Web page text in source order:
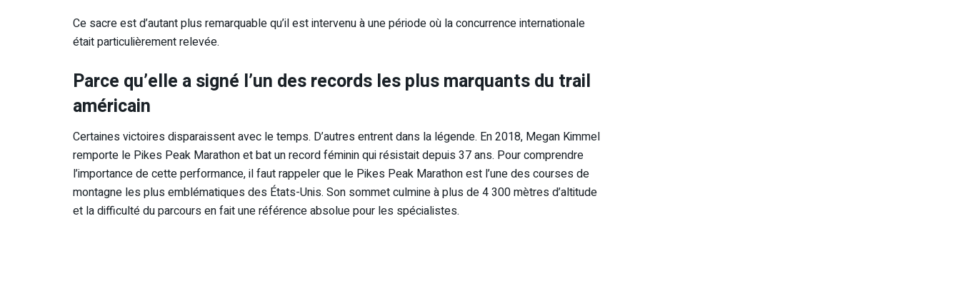
Ce sacre est d’autant plus remarquable qu’il est intervenu à une période où la concurrence internationale
était particulièrement relevée.
Parce qu’elle a signé l’un des records les plus marquants du trail
américain
Certaines victoires disparaissent avec le temps. D’autres entrent dans la légende. En 2018, Megan Kimmel
remporte le Pikes Peak Marathon et bat un record féminin qui résistait depuis 37 ans. Pour comprendre
l’importance de cette performance, il faut rappeler que le Pikes Peak Marathon est l’une des courses de
montagne les plus emblématiques des États-Unis. Son sommet culmine à plus de 4 300 mètres d’altitude
et la difficulté du parcours en fait une référence absolue pour les spécialistes.